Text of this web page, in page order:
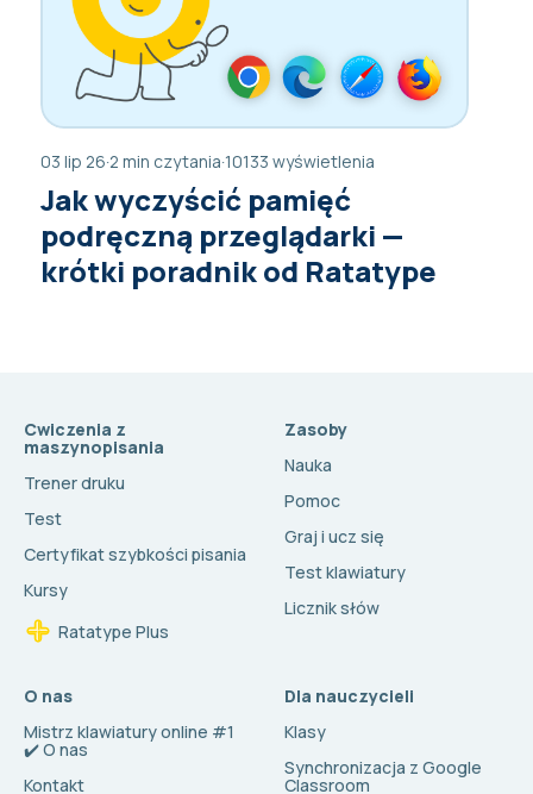
03 lip 26·2 min czytania·10133 wyświetlenia
Jak wyczyścić pamięć
podręczną przeglądarki —
krótki poradnik od Ratatype
Cwiczenia z
maszynopisania
Trener druku
Test
Certyfikat szybkości pisania
Kursy
Ratatype Plus
Zasoby
Nauka
Pomoc
Graj i ucz się
Test klawiatury
Licznik słów
O nas
Mistrz klawiatury online #1
✔️ O nas
Kontakt
Dla nauczycieli
Klasy
Synchronizacja z Google
Classroom